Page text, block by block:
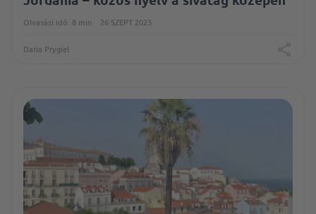
Olvasási idő: 8 min 26 SZEPT 2023
Daria Prygiel